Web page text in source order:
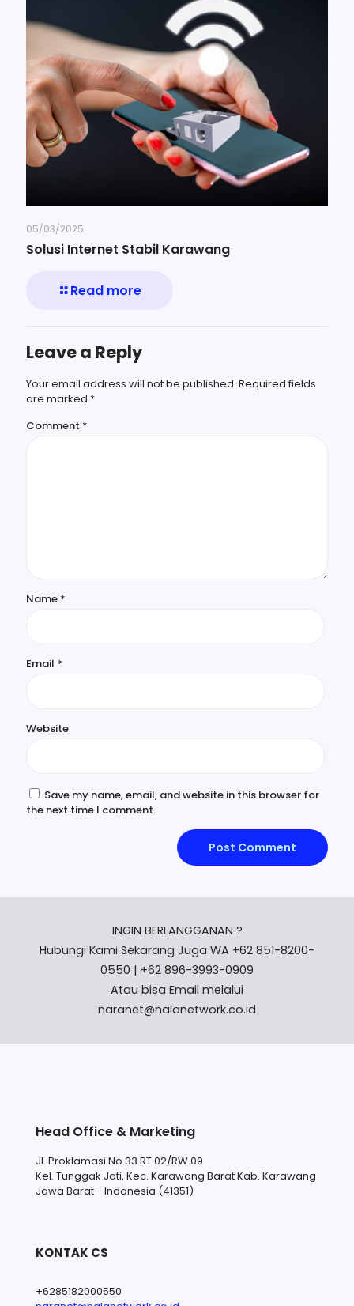
05/03/2025
Solusi Internet Stabil Karawang
Read more
Leave a Reply
Your email address will not be published. Required fields
are marked *
Comment *
Name *
Email *
Website
Save my name, email, and website in this browser for
the next time I comment.
INGIN BERLANGGANAN ?
Hubungi Kami Sekarang Juga WA +62 851-8200-
0550 | +62 896-3993-0909
Atau bisa Email melalui
naranet@nalanetwork.co.id
Head Office & Marketing
Jl. Proklamasi No.33 RT.02/RW.09
Kel. Tunggak Jati, Kec. Karawang Barat Kab. Karawang
Jawa Barat - Indonesia (41351)
KONTAK CS
+6285182000550